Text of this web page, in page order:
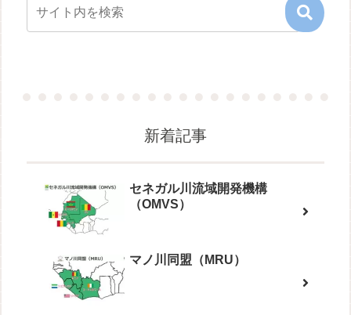
新着記事
セネガル川流域開発機構
（OMVS）
マノ川同盟（MRU）